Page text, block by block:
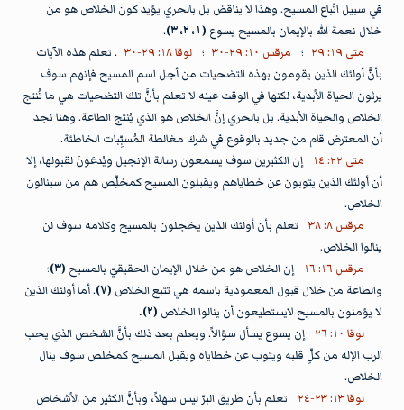
في سبيل اتّباع المسيح. وهذا لا يناقض بل بالحري يؤيد كون الخلاص هو من
خلال نعمة الله بالإيمان بالمسيح يسوع (١، ٢، ٣)
.
متى ١٩: ٢٩
؛ مرقس ١٠: ٢٩-٣٠ ؛ لوقا ١٨: ٢٩-٣٠
. تعلم هذه الآيات
بأنَّ أولئك الذين يقومون بهذه التضحيات من أجل اسم المسيح فإنهم سوف
يرثون الحياة الأبدية، لكنها في الوقت عينه لا تعلم بأنَّ تلك التضحيات هي ما تُنتج
الخلاص والحياة الأبدية. بل بالحري إنَّ الخلاص هو الذي يُنتج الطاعة. وهنا نجد
أن المعترض قام من جديد بالوقوع في شرك مغالطة المُسبِّبات الخاطئة.
متى ٢٢: ١٤
إن الكثيرين سوف يسمعون رسالة الإنجيل ويُدعَونَ لقبولها، إلا
أن أولئك الذين يتوبون عن خطاياهم ويقبلون المسيح كمخلِّص هم من سينالون
الخلاص.
مرقس ٨: ٣٨
تعلم بأن أولئك الذين يخجلون بالمسيح وكلامه سوف لن
ينالوا الخلاص.
مرقس ١٦: ١٦
إن الخلاص هو من خلال الإيمان الحقيقيّ بالمسيح (٣)
؛
والطاعة من خلال قبول المعمودية باسمه هي تتبع الخلاص (٧)
. أما أولئك الذين
لا يؤمنون بالمسيح لايستطيعون أن ينالوا الخلاص (٢).
لوقا ١٠: ٢٦
إن يسوع يسأل سؤالاً. ويعلم بعد ذلك بأنَّ الشخص الذي يحب
الرب الإله من كلِّ قلبه ويتوب عن خطاياه ويقبل المسيح كمخلص سوف ينال
الخلاص.
لوقا ١٣: ٢٣-٢٤
تعلم بأن طريق البرّ ليس سهلاً، وبأنَّ الكثير من الأشخاص